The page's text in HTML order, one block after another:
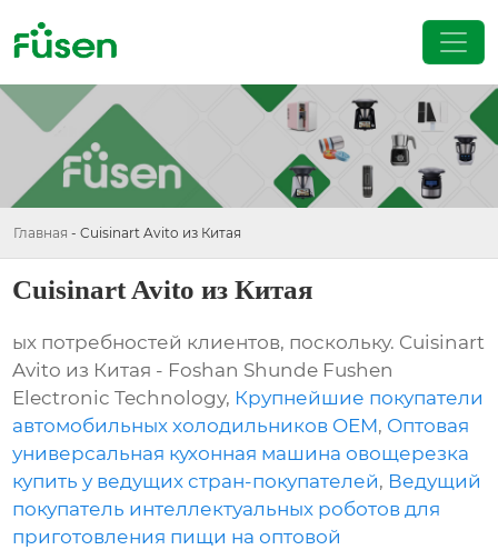
Главная - Cuisinart Avito из Китая
Cuisinart Avito из Китая
ых потребностей клиентов, поскольку. Cuisinart
Avito из Китая - Foshan Shunde Fushen
Electronic Technology, Крупнейшие покупатели
автомобильных холодильников OEM, Оптовая
универсальная кухонная машина овощерезка
купить у ведущих стран-покупателей, Ведущий
покупатель интеллектуальных роботов для
приготовления пищи на оптовой